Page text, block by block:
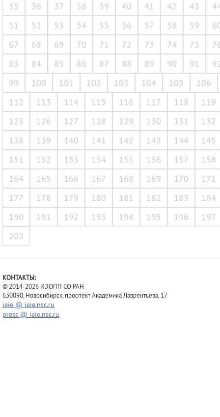
35
36 37 38 39 40 41 42 43
51
52 53 54 55 56 57 58 59
67
68 69 70 71 72 73 74 75
83
84 85 86 87 88 89 90 91
99
100 101 102 103 104 105
106
112
113 114 115 116 117 118
119
125
126 127 128 129 130 131
132
138
139 140 141 142 143 144
145
151
152 153 154 155 156 157
158
164
165 166 167 168 169 170
171
177
178 179 180 181 182 183
184
190
191 192 193 194 195 196
197
203
КОНТАКТЫ:
© 2014-2026 ИЭОПП СО РАН
630090, Новосибирск, проспект Академика Лаврентьева, 17
ieie @ ieie.nsc.ru
press @ ieie.nsc.ru